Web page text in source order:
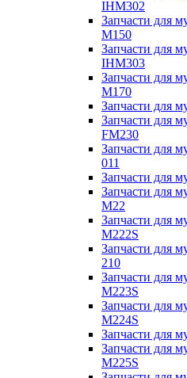
IHM302
Запчасти для
M150
Запчасти для
IHM303
Запчасти для
M170
Запчасти для
Запчасти для
FM230
Запчасти для
011
Запчасти для
Запчасти для
M22
Запчасти для
M222S
Запчасти для
210
Запчасти для
M223S
Запчасти для
M224S
Запчасти для
Запчасти для
M225S